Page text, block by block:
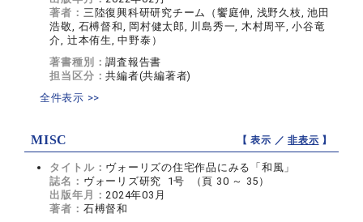
著者： 三陸復興科研研究チーム（饗庭伸, 浅野久枝, 池田
浩敬, 石榑督和, 岡村健太郎, 川島秀一, 木村周平, 小谷竜
介, 辻本侑生, 中野泰）
著書種別：調査報告書
担当区分：共編者(共編著者)
全件表示 >>
MISC 【 表示 ／非表示 】
タイトル： ヴォーリズの住宅作品にみる「和風」
誌名： ヴォーリズ研究 1号 （頁 30 ～ 35）
出版年月：2024年03月
著者： 石榑督和